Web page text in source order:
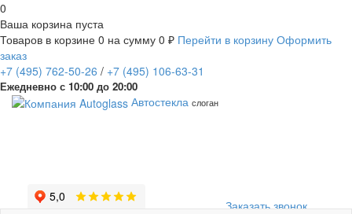
0
Ваша корзина пуста
Товаров в корзине 0 на сумму 0 ₽ Перейти в корзину Оформить
заказ
+7 (495) 762-50-26 / +7 (495) 106-63-31
Ежедневно с 10:00 до 20:00
Заказать звонок
Автостекла слоган